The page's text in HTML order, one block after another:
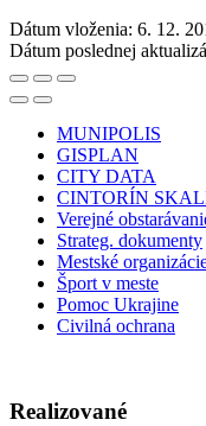
Dátum vloženia: 6. 12.
Dátum poslednej
MUNIPOLIS
GISPLAN
CITY DATA
CINTORÍN
Verejné
Strateg. dokumenty
Mestské
Šport v meste
Pomoc Ukrajine
Civilná ochrana
Realizované